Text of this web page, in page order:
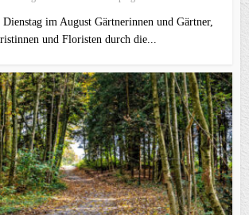
Dienstag im August Gärtnerinnen und Gärtner,
und Floristen durch die...